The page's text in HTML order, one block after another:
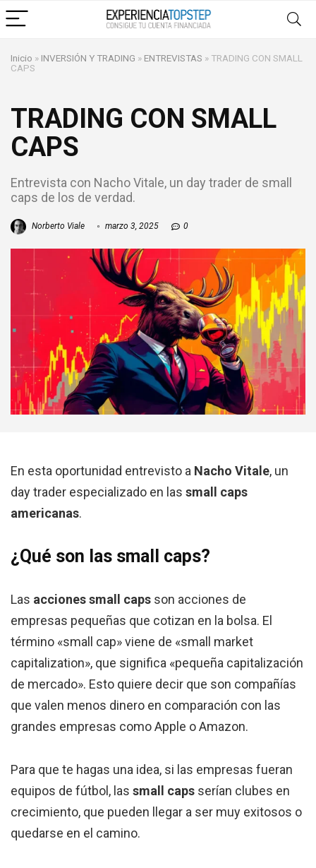
Inicio » INVERSIÓN Y TRADING » ENTREVISTAS » TRADING CON SMALL
CAPS
TRADING CON SMALL
CAPS
Entrevista con Nacho Vitale, un day trader de small
caps de los de verdad.
Norberto Viale marzo 3, 2025 0
En esta oportunidad entrevisto a Nacho Vitale, un
day trader especializado en las small caps
americanas.
¿Qué son las small caps?
Las acciones small caps son acciones de
empresas pequeñas que cotizan en la bolsa. El
término «small cap» viene de «small market
capitalization», que significa «pequeña capitalización
de mercado». Esto quiere decir que son compañías
que valen menos dinero en comparación con las
grandes empresas como Apple o Amazon.
Para que te hagas una idea, si las empresas fueran
equipos de fútbol, las small caps serían clubes en
crecimiento, que pueden llegar a ser muy exitosos o
quedarse en el camino.